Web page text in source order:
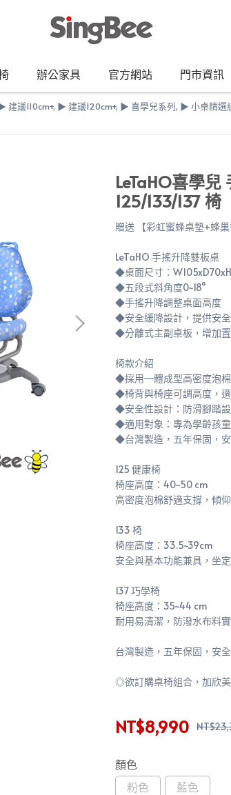
辦公家具 官方網站 門市資訊
建議110cm+, ▶︎ 建議120cm+, ▶︎ 喜學兒系列, ▶︎ 小桌精選
LeTaHO喜學
125/133/137 椅
贈送 【彩虹蜜蜂桌墊+蜂
LeTaHO 手搖升降雙板桌
◆桌面尺寸：
◆五段式斜角度0~18°
◆手搖升降調整桌面高度
◆安全緩降設計，提供安
◆分離式主副桌板，增加
椅款介紹
◆採用一體成型高密度泡
◆椅背與椅座可調高度，
◆安全性設計：防滑腳踏設
◆適用對象：專為學齡孩
◆台灣製造，五年保固，
125 健康椅
椅座高度：40~50 cm
高密度泡棉舒適支撐，傾
133 椅
椅座高度：33.5~39cm
安全與基本功能兼具，坐
137 巧學椅
椅座高度：35~44 cm
耐用易清潔，防潑水布料
台灣製造，五年保固，安
◎欲訂購桌椅組合，加欣
NT$8,990
顏色
粉色
藍色